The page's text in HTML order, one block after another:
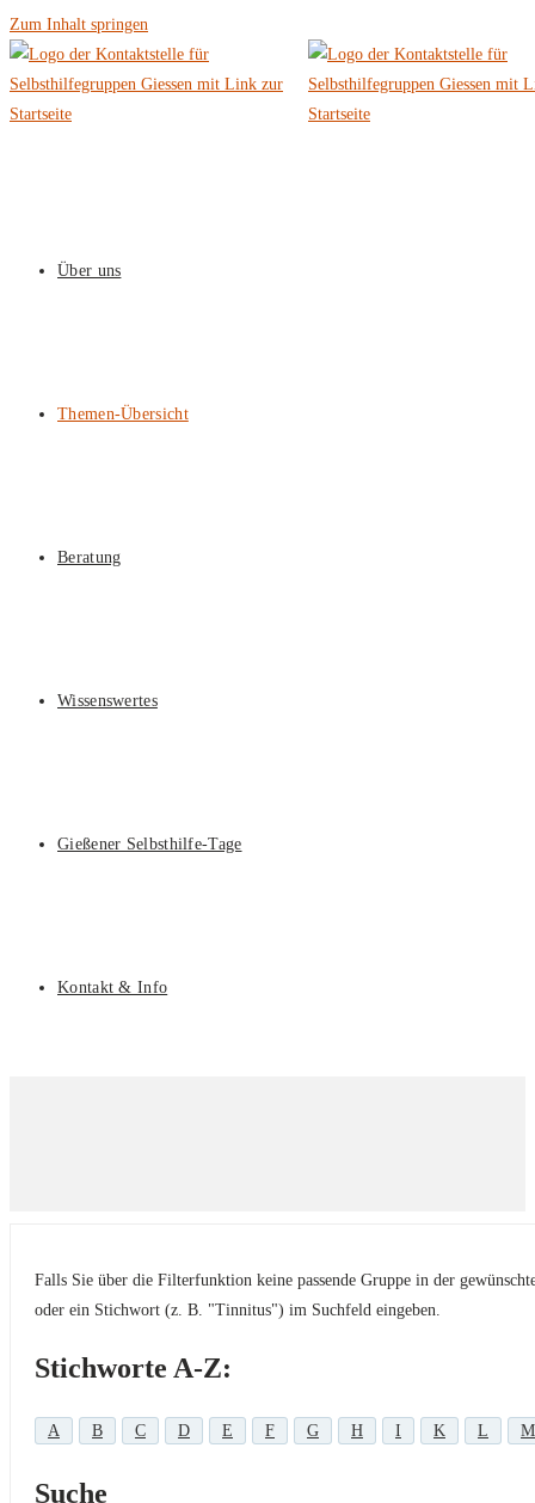
Zum Inhalt springen
Über uns
Themen-Übersicht
Beratung
Wissenswertes
Gießener Selbsthilfe-Tage
Kontakt & Info
Falls Sie über die Filterfunktion keine passende Gruppe in der
oder ein Stichwort (z. B. "Tinnitus") im Suchfeld eingeben.
Stichworte A-Z:
A B C D E F G H I K L M
Suche